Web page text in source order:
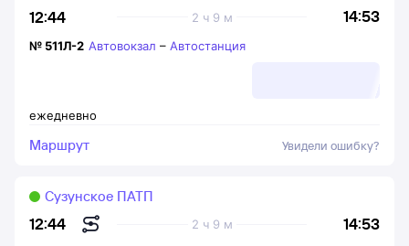
12:44 14:53
2 ч 9 м
ежедневно
№ 511Л-2 Автовокзал – Автостанция
Маршрут Увидели ошибку?
12:44 14:53
2 ч 9 м
Сузунское ПАТП